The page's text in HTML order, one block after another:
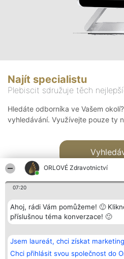
ORLOVÉ Zdravotnictví
07:20
Ahoj, rádi Vám pomůžeme! 🙂
příslušnou téma konverzace! 🙂
Jsem laureát, chci získat
Chci přihlásit svou společnost do
Najít specialistu
Plebiscit sdružuje těch
Hledáte odborníka ve Vašem
vyhledávání. Využívejte pouze ty
Bright Side Solutions sp. z o.
o. sp. k.
ul. Ruska 22
Wrocław 50-079
Vítězové
Seznam
laureátů
Zásady